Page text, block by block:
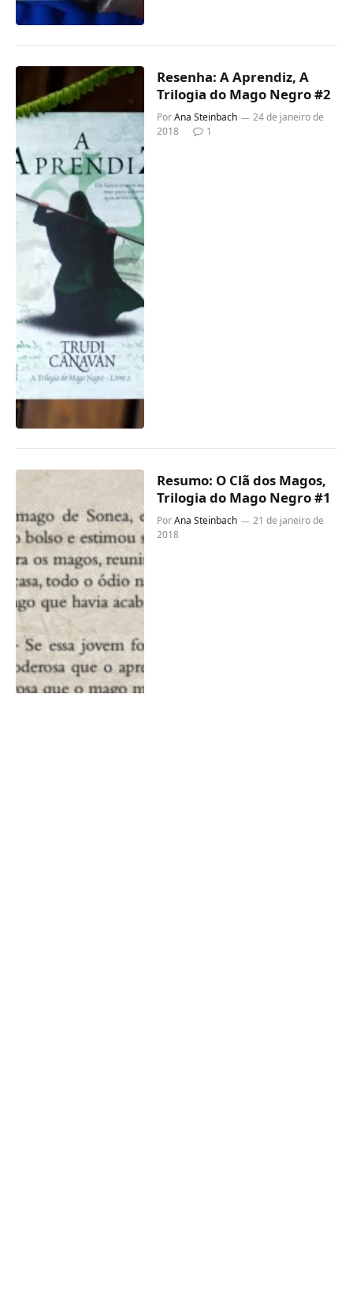
Resenha: A Aprendiz, A
Trilogia do Mago Negro #2
PorAna Steinbach
24 de janeiro de
2018
1
Resumo: O Clã dos Magos,
Trilogia do Mago Negro #1
PorAna Steinbach
21 de janeiro de
2018